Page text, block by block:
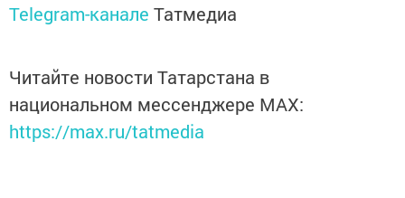
Telegram-канале Татмедиа
Читайте новости Татарстана в
национальном мессенджере MАХ:
https://max.ru/tatmedia